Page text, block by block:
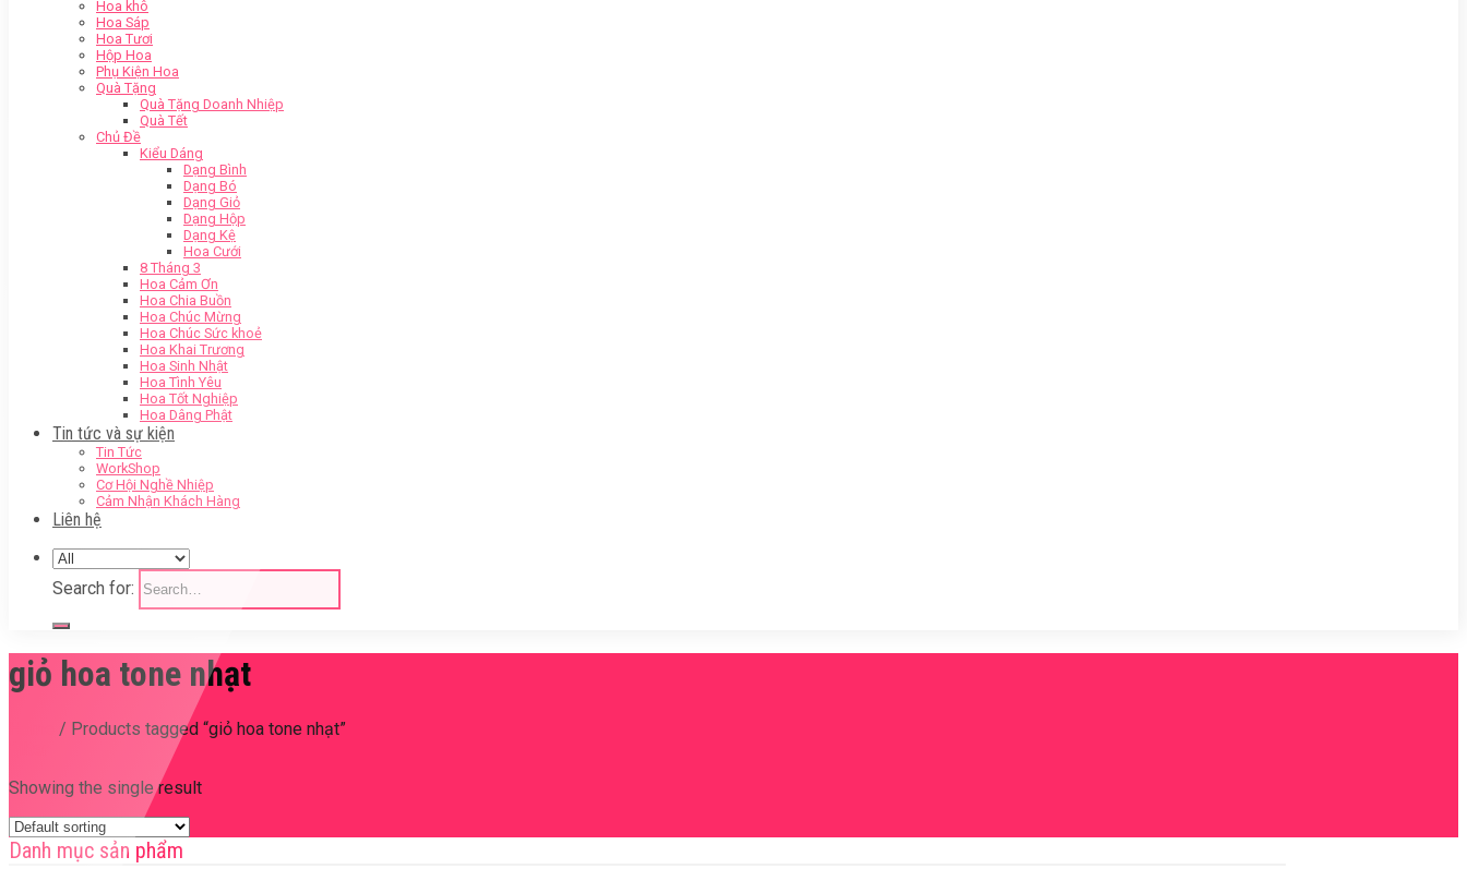
Hoa khô
Hoa Sáp
Hoa Tươi
Hộp Hoa
Phụ Kiện Hoa
Quà Tặng
Quà Tặng Doanh Nhiệp
Quà Tết
Chủ Đề
Kiểu Dáng
Dạng Bình
Dạng Bó
Dạng Giỏ
Dạng Hộp
Dạng Kệ
Hoa Cưới
8 Tháng 3
Hoa Cảm Ơn
Hoa Chia Buồn
Hoa Chúc Mừng
Hoa Chúc Sức khoẻ
Hoa Khai Trương
Hoa Sinh Nhật
Hoa Tình Yêu
Hoa Tốt Nghiệp
Hoa Dâng Phật
Tin tức và sự kiện
Tin Tức
WorkShop
Cơ Hội Nghề Nhiệp
Cảm Nhận Khách Hàng
Liên hệ
Search for:
giỏ hoa tone nhạt
/ Products tagged “giỏ hoa tone nhạt”
Showing the single result
Danh mục sản phẩm